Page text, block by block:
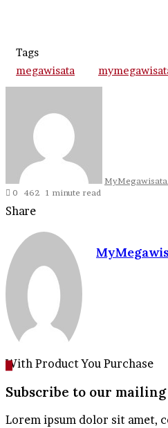
Tags
megawisata
0
462 1 minute read
Facebook
Twitter
LinkedIn
Tumblr
Pinterest
Reddit
VKontakte
Odnoklassniki
Pocket
Share
Email
With Product You Purchase
Subscribe to our
Lorem ipsum dolor sit amet,